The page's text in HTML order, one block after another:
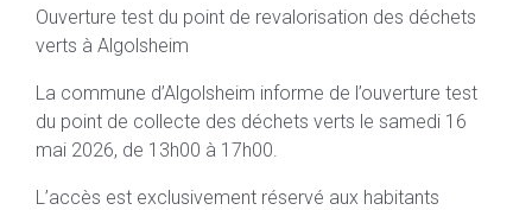
Ouverture test du point de revalorisation des déchets
verts à Algolsheim
La commune d’Algolsheim informe de l’ouverture test
du point de collecte des déchets verts le samedi 16
mai 2026, de 13h00 à 17h00.
L’accès est exclusivement réservé aux habitants